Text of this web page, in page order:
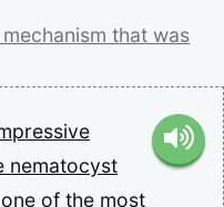
mechanism that was
nematocyst
one of the most